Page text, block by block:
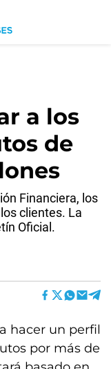
a los
de
Financiera, los
clientes. La
Oficial.
hacer un perfil
por más de